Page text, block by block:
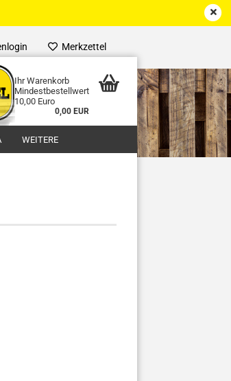
Merkzettel
Ihr Warenkorb
Mindestbestellwert
10,00 Euro
0,00 EUR
WEITERE